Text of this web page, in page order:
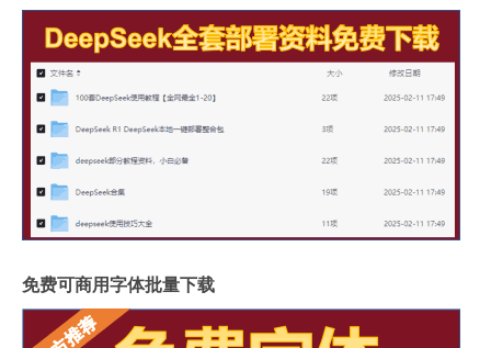
免费可商用字体批量下载